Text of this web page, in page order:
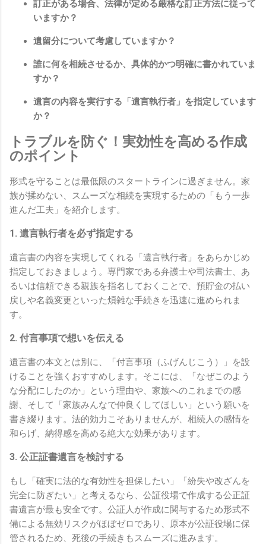
訂正がある場合、法律が定める厳格な訂正方法に従って
いますか？
遺留分について考慮していますか？
誰に何を相続させるか、具体的かつ明確に書かれていま
すか？
遺言の内容を実行する「遺言執行者」を指定しています
か？
トラブルを防ぐ！実効性を高める作成
のポイント
形式を守ることは最低限のスタートラインに過ぎません。家
族が揉めない、スムーズな相続を実現するための「もう一歩
進んだ工夫」を紹介します。
1. 遺言執行者を必ず指定する
遺言書の内容を実現してくれる「遺言執行者」をあらかじめ
指定しておきましょう。専門家である弁護士や司法書士、あ
るいは信頼できる親族を指名しておくことで、預貯金の払い
戻しや名義変更といった煩雑な手続きを迅速に進められま
す。
2. 付言事項で想いを伝える
遺言書の本文とは別に、「付言事項（ふげんじこう）」を設
けることを強くおすすめします。そこには、「なぜこのよう
な分配にしたのか」という理由や、家族へのこれまでの感
謝、そして「家族みんなで仲良くしてほしい」という願いを
書き綴ります。法的効力こそありませんが、相続人の感情を
和らげ、納得感を高める絶大な効果があります。
3. 公正証書遺言を検討する
もし「確実に法的な有効性を担保したい」「紛失や改ざんを
完全に防ぎたい」と考えるなら、公証役場で作成する公正証
書遺言が最も安全です。公証人が作成に関与するため形式不
備による無効リスクがほぼゼロであり、原本が公証役場に保
管されるため、死後の手続きもスムーズに進みます。